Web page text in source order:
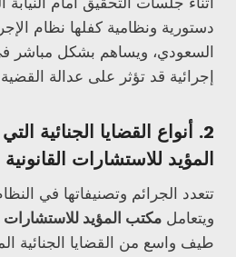
دستورية ونظامية كفلها نظام
السعودي، ويساهم بشكل مباشر
إجرائية قد تؤثر على عدالة
2. أنواع القضايا الجنائية
المؤيد للاستشارات القانونية
تتعدد الجرائم وتصنيفاتها في
ويتعامل مكتب المؤيد للاستشارات
طيف واسع من القضايا الجنائية